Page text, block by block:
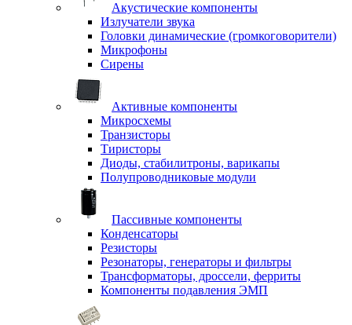
Акустические компоненты
Излучатели звука
Головки динамические (громкоговорители)
Микрофоны
Сирены
Активные компоненты
Микросхемы
Транзисторы
Тиристоры
Диоды, стабилитроны, варикапы
Полупроводниковые модули
Пассивные компоненты
Конденсаторы
Резисторы
Резонаторы, генераторы и фильтры
Трансформаторы, дроссели, ферриты
Компоненты подавления ЭМП